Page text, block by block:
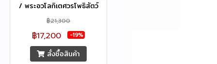
/ พระอวโลกิเตศวรโพธิสัตว์
(กวนอิมผ่อสัก) / พระมหาสถาม
ปราปต์มหาโพธิสัตว์ (ไต้ซีจี้ผ่อ
สัก) ถือเป็นสุดยอดความมงคล
เหมาะแก่การบูชาเพื่อเสริมความ
฿21,300
฿17,200 -19%
สั่งซื้อสินค้า